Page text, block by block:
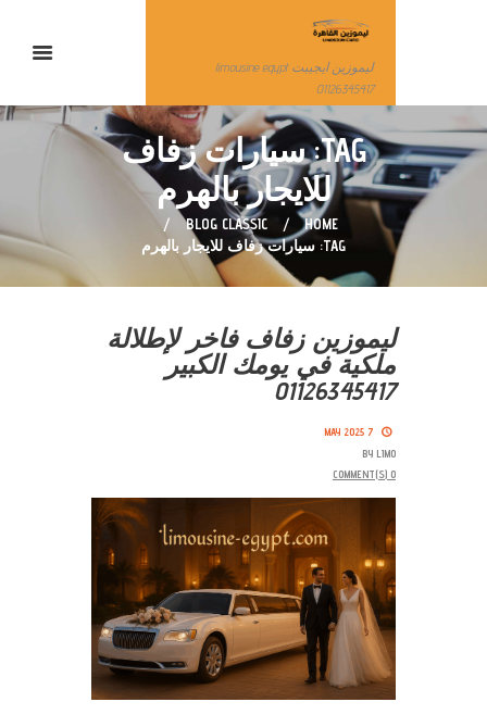
ليموزين ايجيبت limousine egypt
01126345417
TAG: سيارات زفاف
للايجار بالهرم
HOME
BLOG CLASSIC
TAG: سيارات زفاف للايجار بالهرم
ليموزين زفاف فاخر لإطلالة
ملكية في يومك الكبير
01126345417
7 MAY 2025
BY LIMO
0